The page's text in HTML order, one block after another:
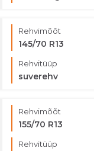
Rehvimõõt
145/70 R13
Rehvitüüp
suverehv
Rehvimõõt
155/70 R13
Rehvitüüp